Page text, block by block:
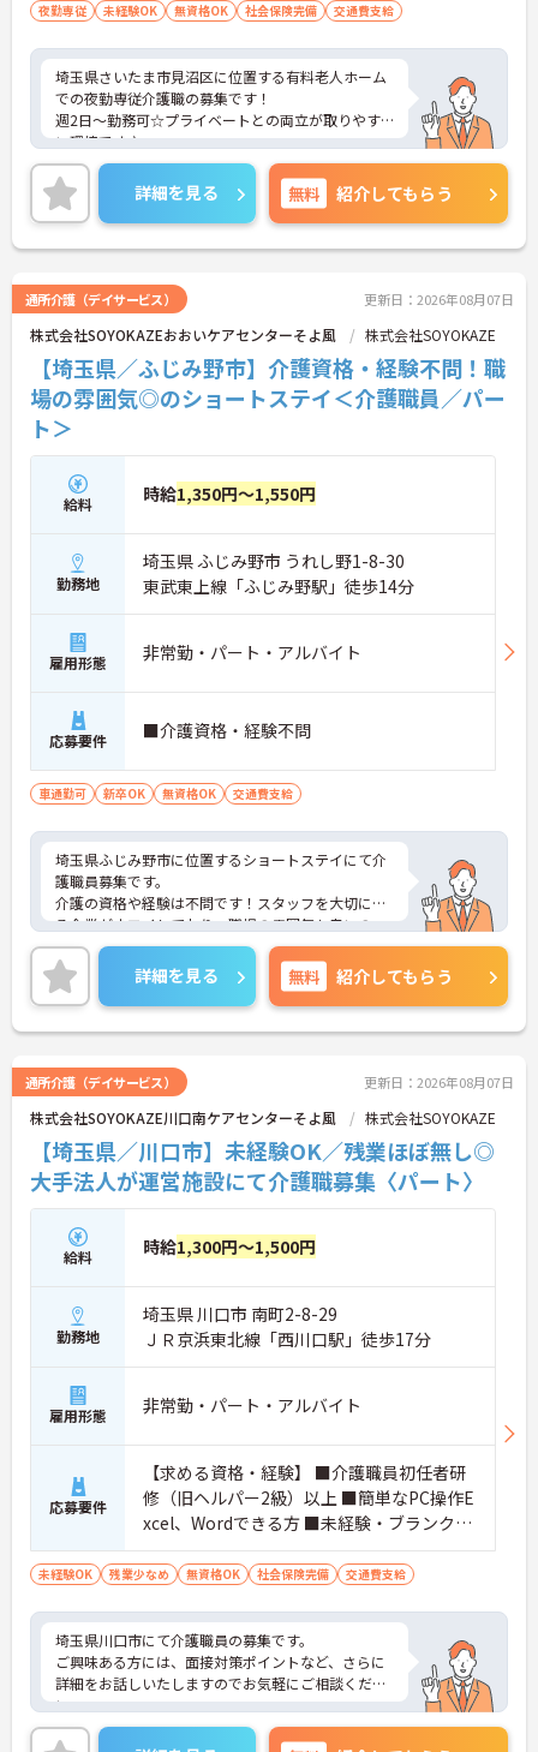
夜勤専従 未経験OK 無資格OK 社会保険完備 交通費支給
埼玉県さいたま市見沼区に位置する有料老人ホーム
での夜勤専従介護職の募集です！
週2日～勤務可☆プライベートとの両立が取りやす
い環境です♪
ご興味ある方には、面接対策ポイントなど、さらに
詳細をお話しいたしますのでお気軽にご相談くださ
い。
詳細を見る 無料 紹介してもらう
通所介護（デイサービス） 更新日：2026年08月07日
株式会社SOYOKAZEおおいケアセンターそよ風 株式会社SOYOKAZE
【埼玉県／ふじみ野市】介護資格・経験不問！職
場の雰囲気◎のショートステイ＜介護職員／パー
ト＞
給料 時給1,350円～1,550円
勤務地
埼玉県 ふじみ野市 うれし野1-8-30
東武東上線「ふじみ野駅」徒歩14分
雇用形態 非常勤・パート・アルバイト
応募要件 ■介護資格・経験不問
車通勤可 新卒OK 無資格OK 交通費支給
埼玉県ふじみ野市に位置するショートステイにて介
護職員募集です。
介護の資格や経験は不問です！スタッフを大切にす
る企業がウエイしており、職場の雰囲気も良いの
で、経験の浅い方も安心してご勤務いただけます。
ご興味ある方には、面接対策ポイントなど、さらに
詳細をお話しいたしますのでお気軽にご相談くださ
い！
詳細を見る 無料 紹介してもらう
通所介護（デイサービス） 更新日：2026年08月07日
株式会社SOYOKAZE川口南ケアセンターそよ風 株式会社SOYOKAZE
【埼玉県／川口市】未経験OK／残業ほぼ無し◎
大手法人が運営施設にて介護職募集〈パート〉
給料 時給1,300円～1,500円
勤務地
埼玉県 川口市 南町2-8-29
ＪＲ京浜東北線「西川口駅」徒歩17分
雇用形態 非常勤・パート・アルバイト
応募要件
【求める資格・経験】 ■介護職員初任者研
修（旧ヘルパー2級）以上 ■簡単なPC操作E
xcel、Wordできる方 ■未経験・ブランク検
討可
未経験OK 残業少なめ 無資格OK 社会保険完備 交通費支給
埼玉県川口市にて介護職員の募集です。
ご興味ある方には、面接対策ポイントなど、さらに
詳細をお話しいたしますのでお気軽にご相談くださ
い。